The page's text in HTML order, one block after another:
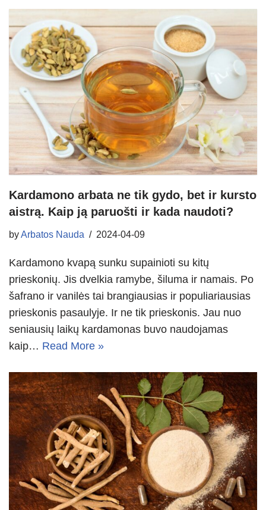
Kardamono arbata ne tik gydo, bet ir kursto
aistrą. Kaip ją paruošti ir kada naudoti?
byArbatos Nauda 2024-04-09
Kardamono kvapą sunku supainioti su kitų
prieskonių. Jis dvelkia ramybe, šiluma ir namais. Po
šafrano ir vanilės tai brangiausias ir populiariausias
prieskonis pasaulyje. Ir ne tik prieskonis. Jau nuo
seniausių laikų kardamonas buvo naudojamas
kaip… Read More »